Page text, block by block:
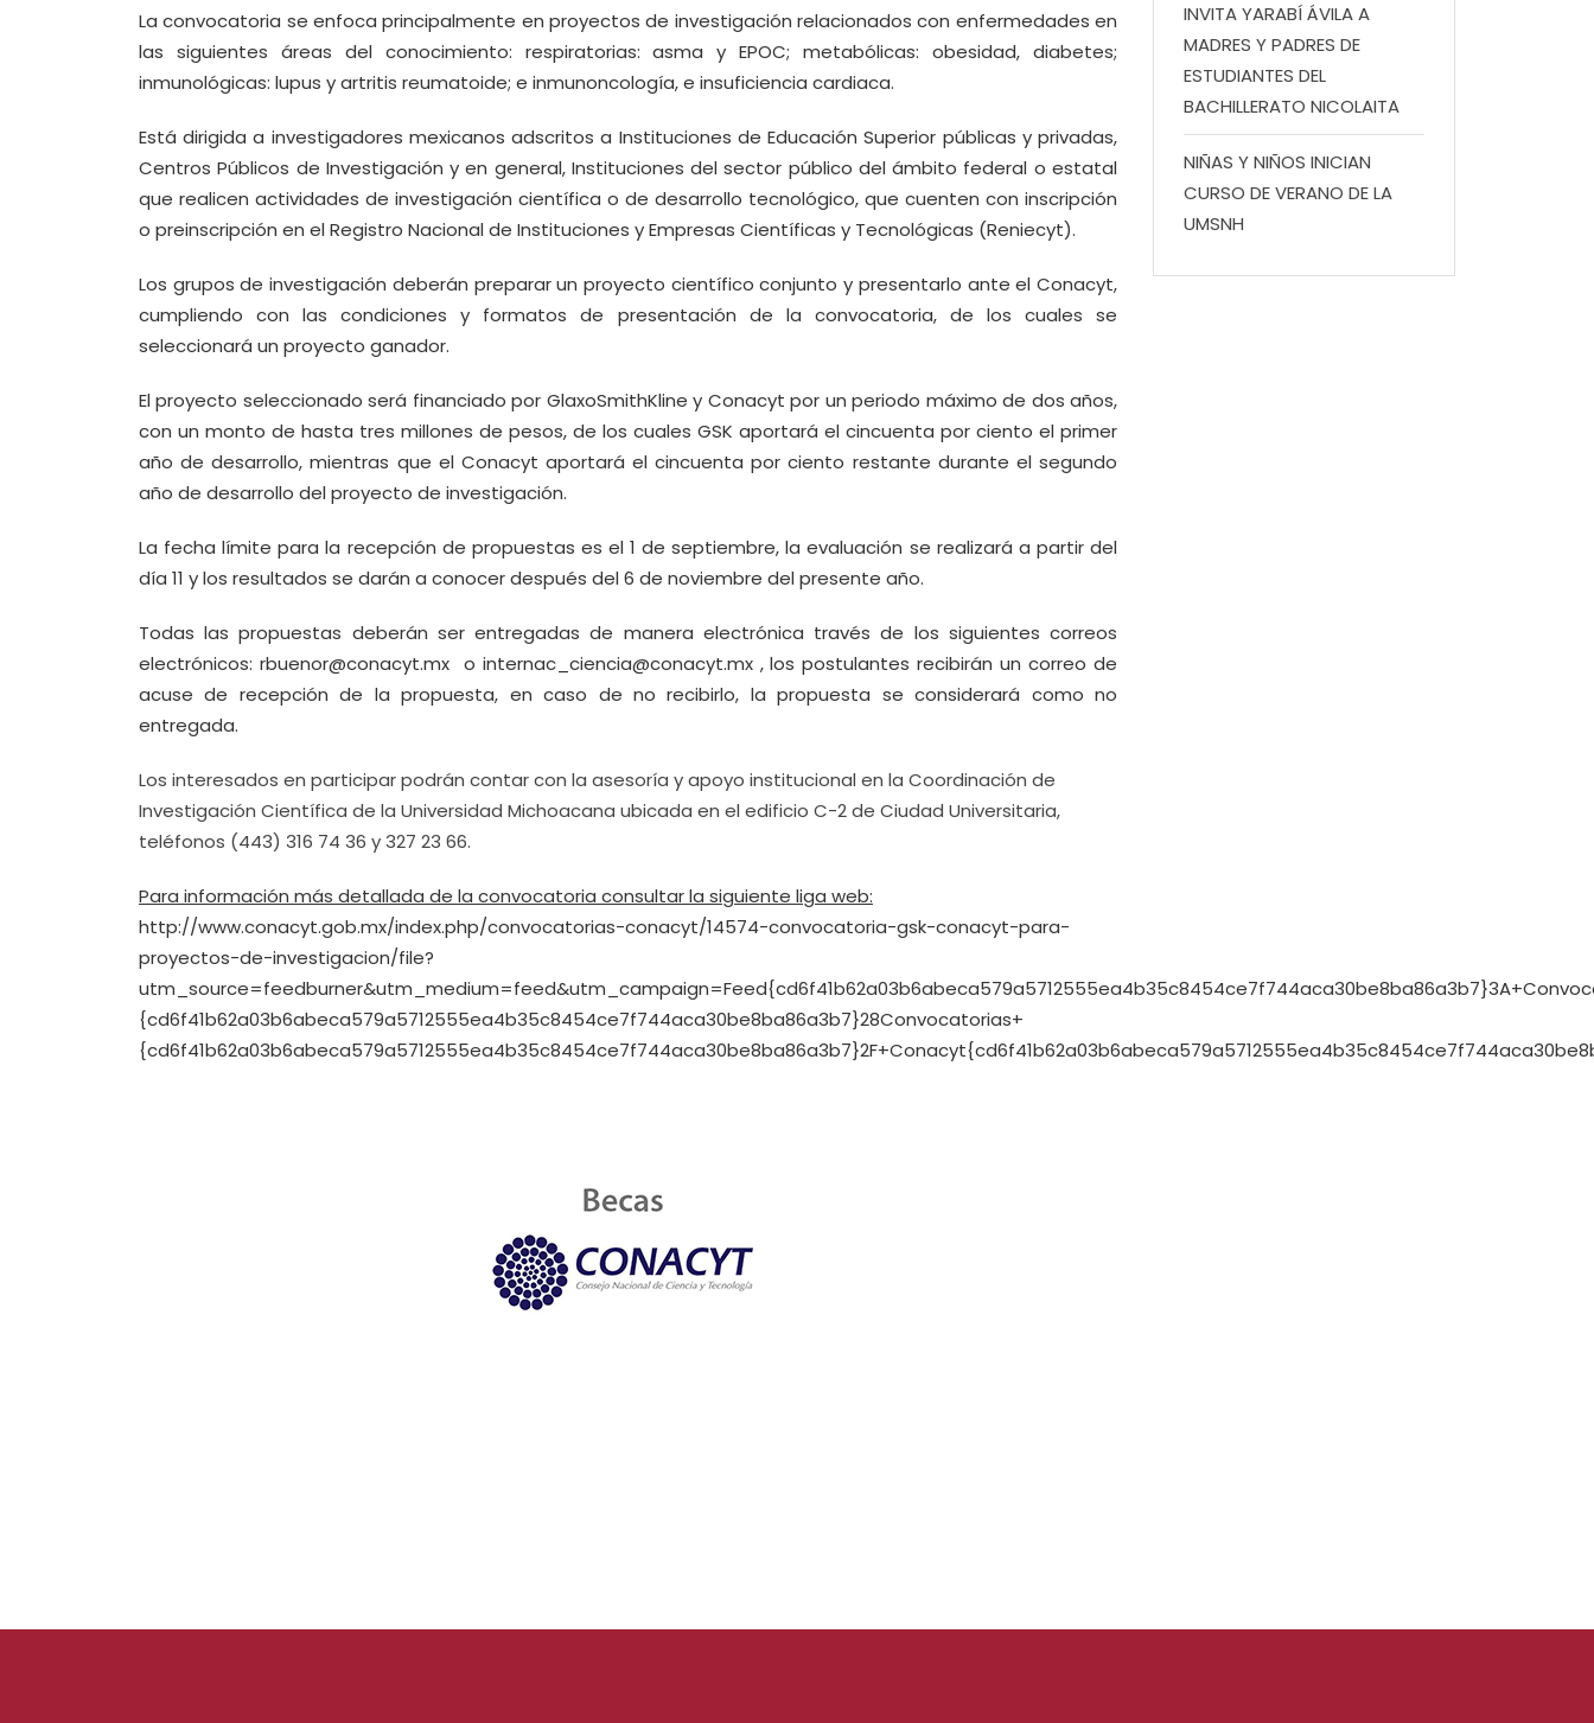
La convocatoria se enfoca principalmente en proyectos de investigación relacionados con enfermedades en
las siguientes áreas del conocimiento: respiratorias: asma y EPOC; metabólicas: obesidad, diabetes;
inmunológicas: lupus y artritis reumatoide; e inmunoncología, e insuficiencia cardiaca.
Está dirigida a investigadores mexicanos adscritos a Instituciones de Educación Superior públicas y privadas,
Centros Públicos de Investigación y en general, Instituciones del sector público del ámbito federal o estatal
que realicen actividades de investigación científica o de desarrollo tecnológico, que cuenten con inscripción
o preinscripción en el Registro Nacional de Instituciones y Empresas Científicas y Tecnológicas (Reniecyt).
Los grupos de investigación deberán preparar un proyecto científico conjunto y presentarlo ante el Conacyt,
cumpliendo con las condiciones y formatos de presentación de la convocatoria, de los cuales se
seleccionará un proyecto ganador.
El proyecto seleccionado será financiado por GlaxoSmithKline y Conacyt por un periodo máximo de dos años,
con un monto de hasta tres millones de pesos, de los cuales GSK aportará el cincuenta por ciento el primer
año de desarrollo, mientras que el Conacyt aportará el cincuenta por ciento restante durante el segundo
año de desarrollo del proyecto de investigación.
La fecha límite para la recepción de propuestas es el 1 de septiembre, la evaluación se realizará a partir del
día 11 y los resultados se darán a conocer después del 6 de noviembre del presente año.
Todas las propuestas deberán ser entregadas de manera electrónica través de los siguientes correos
electrónicos: rbuenor@conacyt.mxo internac_ciencia@conacyt.mx, los postulantes recibirán un correo de
acuse de recepción de la propuesta, en caso de no recibirlo, la propuesta se considerará como no
entregada.
Los interesados en participar podrán contar con la asesoría y apoyo institucional en la Coordinación de
Investigación Científica de la Universidad Michoacana ubicada en el edificio C-2 de Ciudad Universitaria,
teléfonos (443) 316 74 36 y 327 23 66.
Para información más detallada de la convocatoria consultar la siguiente liga web:
http://www.conacyt.gob.mx/index.php/convocatorias-conacyt/14574-convocatoria-gsk-conacyt-para-
proyectos-de-investigacion/file?
{cd6f41b62a03b6abeca579a5712555ea4b35c8454ce7f744aca30be8ba86a3b7}28Convocatorias+
INVITA YARABÍ ÁVILA A
MADRES Y PADRES DE
ESTUDIANTES DEL
BACHILLERATO NICOLAITA
NIÑAS Y NIÑOS INICIAN
CURSO DE VERANO DE LA
UMSNH